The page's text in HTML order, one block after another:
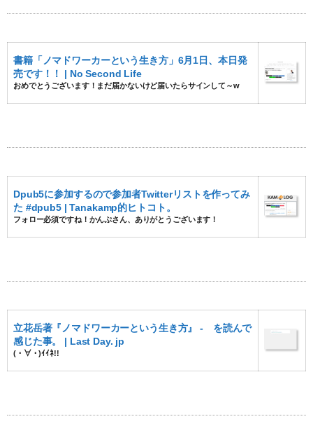
書籍「ノマドワーカーという生き方」6月1日、本日発
売です！！ | No Second Life
おめでとうございます！まだ届かないけど届いたらサインして～w
Dpub5に参加するので参加者Twitterリストを作ってみ
た #dpub5 | Tanakamp的ヒトコト。
フォロー必須ですね！かんぷさん、ありがとうございます！
立花岳著『ノマドワーカーという生き方』 - を読んで
感じた事。 | Last Day. jp
(・∀・)ｲｲﾈ!!